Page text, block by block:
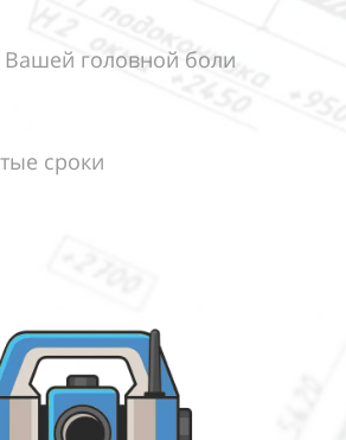
Вашей головной боли
сроки